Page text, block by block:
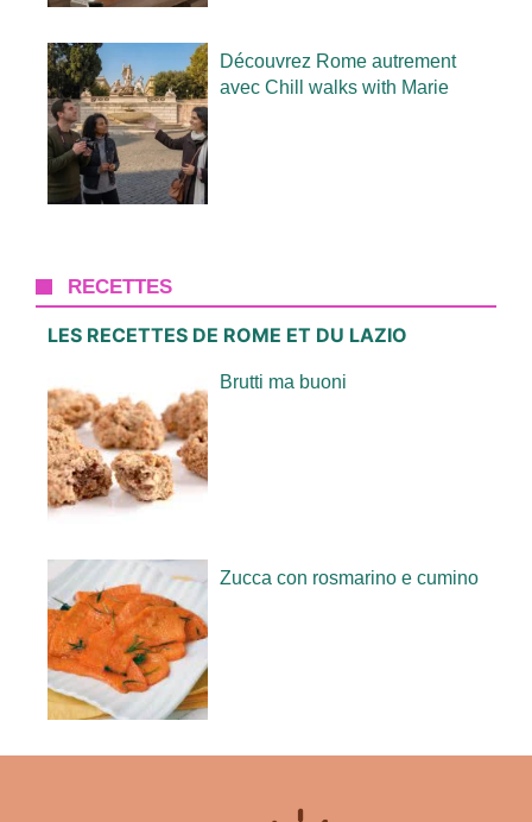
Découvrez Rome autrement
avec Chill walks with Marie
RECETTES
LES RECETTES DE ROME ET DU LAZIO
Brutti ma buoni
Zucca con rosmarino e cumino